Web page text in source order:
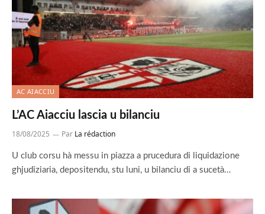
AC AIACCIU
L’AC Aiacciu lascia u bilanciu
18/08/2025 Par La rédaction
U club corsu hà messu in piazza a prucedura di liquidazione
ghjudiziaria, depositendu, stu luni, u bilanciu di a sucetà…